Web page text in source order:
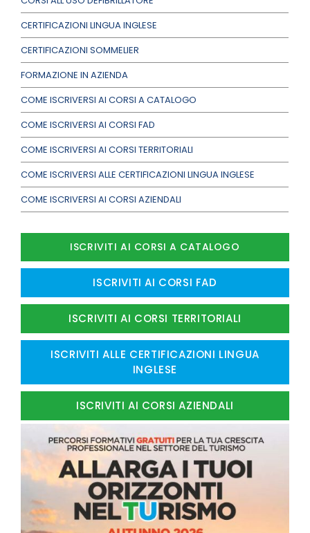
CERTIFICAZIONI LINGUA INGLESE
CERTIFICAZIONI SOMMELIER
FORMAZIONE IN AZIENDA
COME ISCRIVERSI AI CORSI A CATALOGO
COME ISCRIVERSI AI CORSI FAD
COME ISCRIVERSI AI CORSI TERRITORIALI
COME ISCRIVERSI ALLE CERTIFICAZIONI LINGUA INGLESE
COME ISCRIVERSI AI CORSI AZIENDALI
ISCRIVITI AI CORSI A CATALOGO
ISCRIVITI AI CORSI FAD
ISCRIVITI AI CORSI TERRITORIALI
ISCRIVITI ALLE CERTIFICAZIONI LINGUA
INGLESE
ISCRIVITI AI CORSI AZIENDALI